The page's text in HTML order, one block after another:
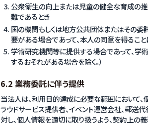
公衆衛生の向上または児童の健全な育成の
難であるとき
国の機関もしくは地方公共団体またはその
要がある場合であって、本人の同意を得るこ
学術研究機関等に提供する場合であって、学
するおそれがある場合を除く。）
6.2 業務委託に伴う提供
当法人は、利用目的達成に必要な範囲において
ラウドサービス提供者、イベント運営会社、郵送
対し、個人情報を適切に取り扱うよう、契約上の